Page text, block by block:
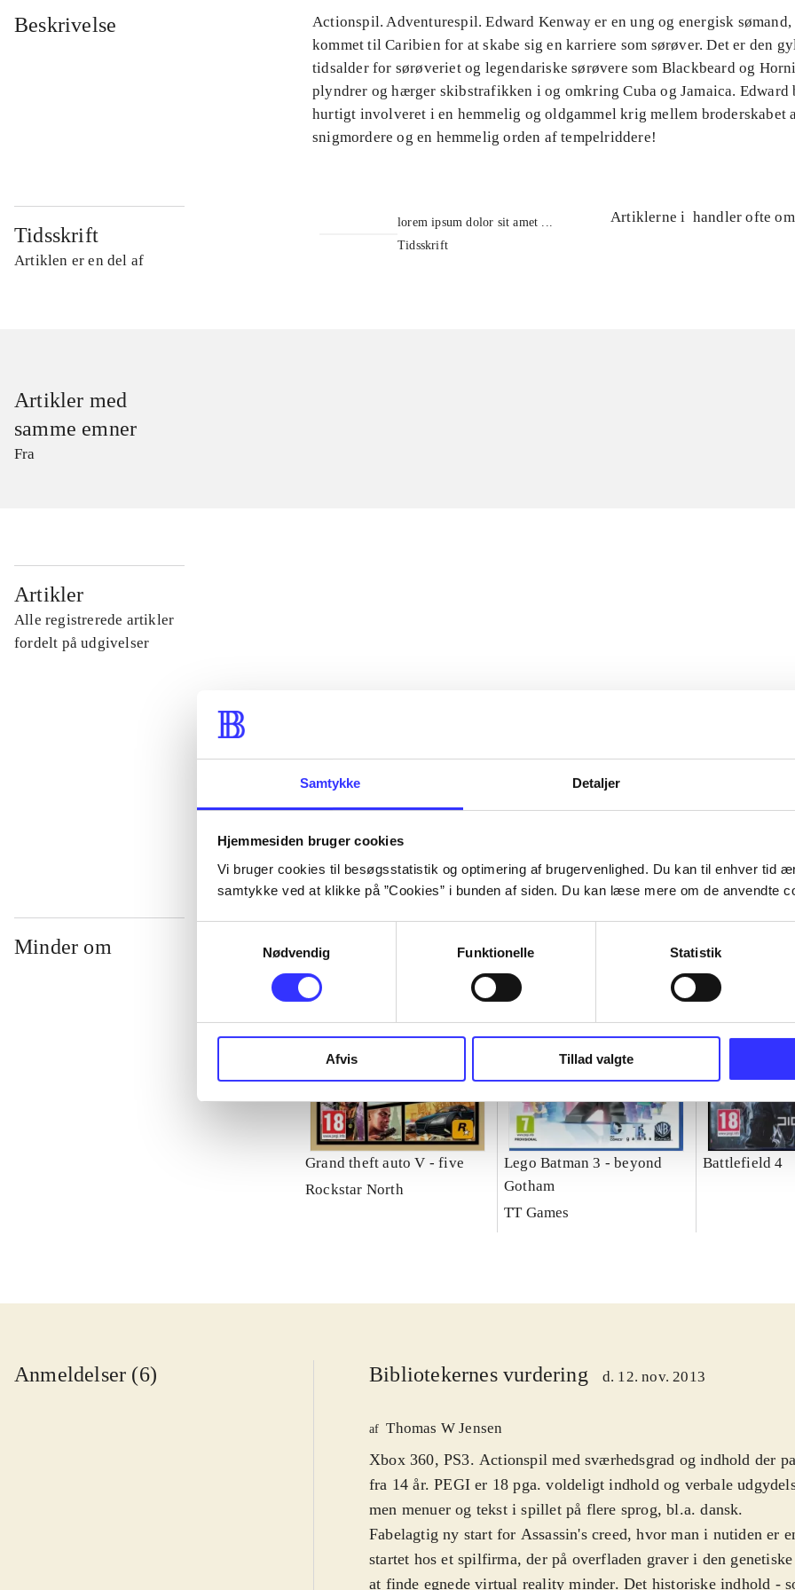
Samtykke Detaljer
Hjemmesiden bruger cookies
Vi bruger cookies til besøgsstatistik og optimering af brugervenlighed. Du kan til enhver tid
samtykke ved at klikke på ”Cookies” i bunden af siden. Du kan læse mere om de anvendte
Nødvendig
Funktionelle Statistik
Afvis Tillad valgte
Beskrivelse
Actionspil. Adventurespil. Edward Kenway er en ung og energisk sømand,
kommet til Caribien for at skabe sig en karriere som sørøver. Det er den
tidsalder for sørøveriet og legendariske sørøvere som Blackbeard og
plyndrer og hærger skibstrafikken i og omkring Cuba og Jamaica. Edward
hurtigt involveret i en hemmelig og oldgammel krig mellem broderskabet
snigmordere og en hemmelig orden af tempelriddere!
Tidsskrift
Artiklen er en del af
lorem ipsum dolor sit amet ...
Tidsskrift
Artiklerne i handler ofte om
Artikler med
samme emner
Fra
Artikler
Alle registrerede artikler
fordelt på udgivelser
...
Minder om
Grand theft auto V - five
Rockstar North
Lego Batman 3 - beyond
Gotham
TT Games
Battlefield 4
Anmeldelser (6) Bibliotekernes vurdering d. 12. nov. 2013
af Thomas W Jensen
Xbox 360, PS3. Actionspil med sværhedsgrad og indhold der
fra 14 år. PEGI er 18 pga. voldeligt indhold og verbale
men menuer og tekst i spillet på flere sprog, bl.a. dansk.
Fabelagtig ny start for Assassin's creed, hvor man i nutiden er
startet hos et spilfirma, der på overfladen graver i den
at finde egnede virtual reality minder. Det historiske indhold -